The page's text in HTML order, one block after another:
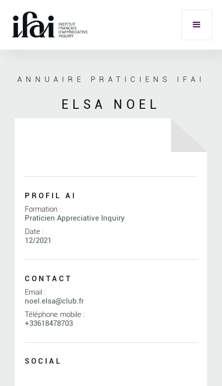
ANNUAIRE PRATICIENS IFAI
ELSA NOEL
PROFIL AI
Formation :
Praticien Appreciative Inquiry
Date :
12/2021
CONTACT
Email :
noel.elsa@club.fr
Téléphone mobile :
+33618478703
SOCIAL